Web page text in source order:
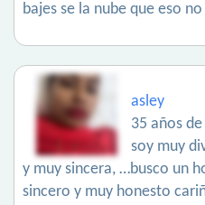
bajes se la nube que eso
asley
35 años
soy muy
y muy sincera, …busco un
sincero y muy honesto